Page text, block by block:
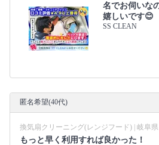
名でお伺いな
嬉しいです😊
SS CLEAN
匿名希望(40代)
換気扇クリーニング(レンジフード) | 岐阜県
もっと早く利用すれば良かった！